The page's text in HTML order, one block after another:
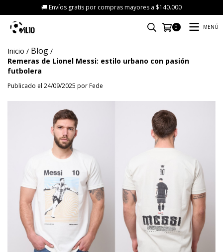
🚚 Envíos gratis por compras mayores a $140.000
0 MENÚ
Inicio / Blog /
Remeras de Lionel Messi: estilo urbano con pasión
futbolera
Publicado el 24/09/2025 por Fede